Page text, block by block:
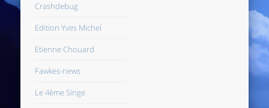
Crashdebug
Edition Yves Michel
Etienne Chouard
Fawkes-news
Le 4ème Singe